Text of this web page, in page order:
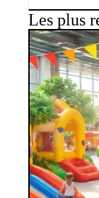
Les plus